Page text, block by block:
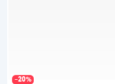
−20%